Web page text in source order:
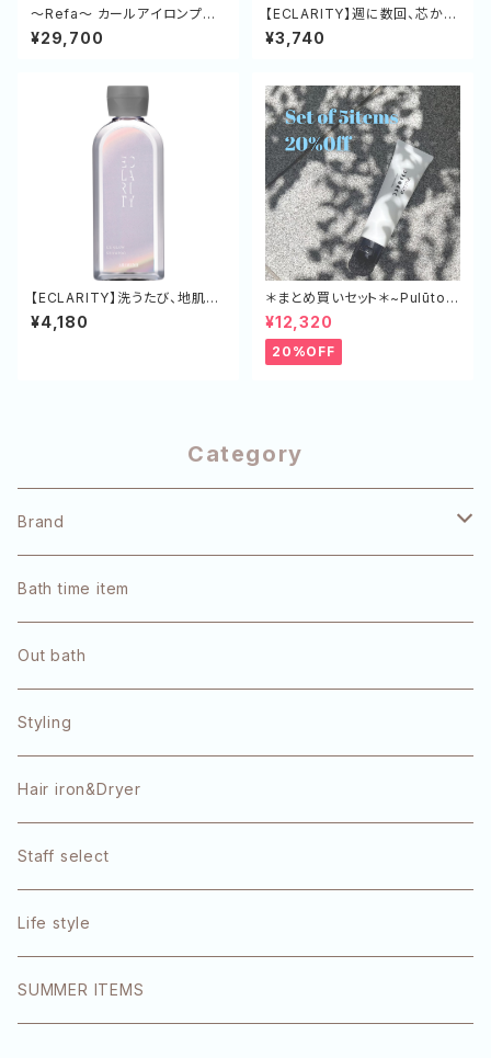
～Refa～ カールアイロンプロ
＋32㎜
¥29,700
【ECLARITY】週に数回、芯から
満ちる強さを。髪の骨格を補強
し、弾むツヤ髪へ導くボンドフォ
¥3,740
【ECLARITY】洗うたび、地肌か
ら満ちる潤い。濃密な泡でみず
みずしいツヤ髪を育むCXグロウ
¥4,180
＊まとめ買いセット＊~Pulūto~
ケアミルク+ 5本セット
¥12,320
20%OFF
Category
Brand
pulūto
Refa
OLAPLEX
TOKIO
1DK
エクラリティ
E-STANDARD
Bath time item
Out bath
Styling
Hair iron&Dryer
Staff select
Life style
SUMMER ITEMS